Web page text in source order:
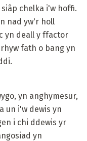
chelka i'w hoffi.
nad yw'r holl
yn deall y ffactor
fath o bang yn
yn anghymesur,
un i'w dewis yn
i chi ddewis yr
yn